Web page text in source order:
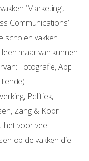
‘Marketing’,
Communications’
scholen vakken
maar van kunnen
Fotografie, App
Politiek,
Zang & Koor
het voor veel
op de vakken die